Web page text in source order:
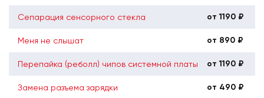
Сепарация сенсорного стекла от 1190 ₽
Меня не слышат от 890 ₽
Перепайка (реболл) чипов системной платы от 1190 ₽
Замена разъема зарядки от 490 ₽